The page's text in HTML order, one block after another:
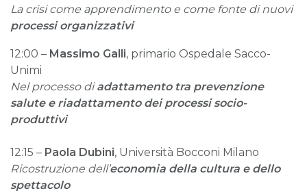
La crisi come apprendimento e come fonte di nuovi
processi organizzativi
12:00 – Massimo Galli, primario Ospedale Sacco-
Unimi
Nel processo diadattamento tra prevenzione
salute e riadattamento dei processi socio-
produttivi
12:15 – Paola Dubini, Università Bocconi Milano
Ricostruzione dell’economia della cultura e dello
spettacolo